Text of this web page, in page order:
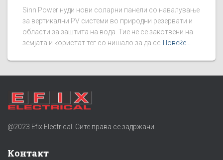
Sinn Power нуди нови соларни панели со навалување
за вертикални PV системи во природни резервати и
области за заштита на вода. Тие не се закотвени на
земјата и користат тег со нишало за да се Повеќе...
@2023 Efix Electrical. Сите права се задржани.
Контакт